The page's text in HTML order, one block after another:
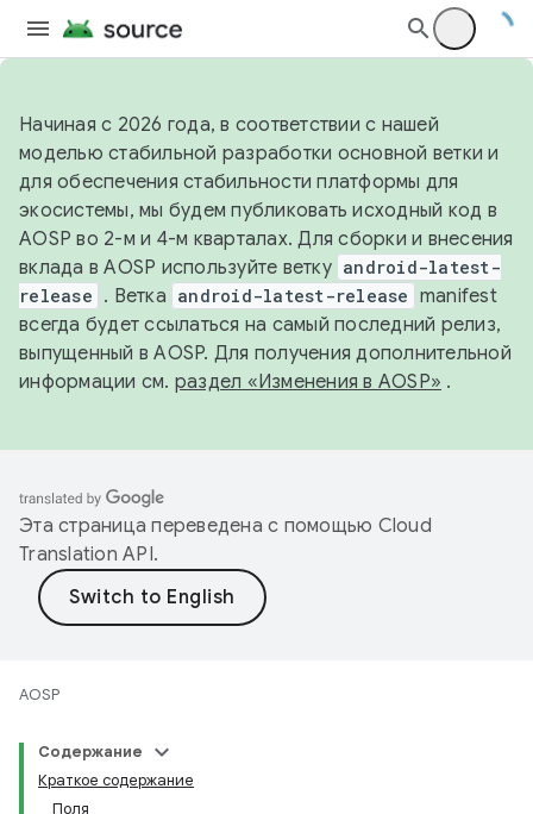
Начиная с 2026 года, в соответствии с нашей
моделью стабильной разработки основной ветки и
для обеспечения стабильности платформы для
экосистемы, мы будем публиковать исходный код в
AOSP во 2-м и 4-м кварталах. Для сборки и внесения
вклада в AOSP используйте ветку android-latest-
release . Ветка android-latest-release manifest
всегда будет ссылаться на самый последний релиз,
выпущенный в AOSP. Для получения дополнительной
информации см. раздел «Изменения в AOSP» .
Эта страница переведена с помощью Cloud
Translation API.
AOSP
Содержание
Краткое содержание
Поля